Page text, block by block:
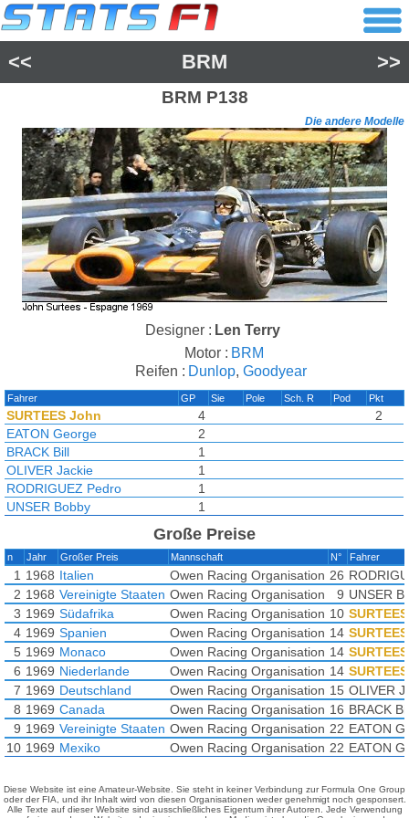
<< BRM >>
BRM P138
Die andere Modelle
Designer : Len Terry
Motor : BRM
Reifen : Dunlop, Goodyear
Fahrer GP Sie Pole Sch. R Pod Pkt
SURTEES John 4
2
EATON George
2
BRACK Bill
1
OLIVER Jackie
1
RODRIGUEZ Pedro
1
UNSER Bobby
1
Große Preise
n Jahr Großer Preis Mannschaft N° Fahrer
1 1968 Italien Owen Racing Organisation 26
2 1968 Vereinigte Staaten Owen Racing Organisation 9 UNSER
3 1969 Südafrika Owen Racing Organisation 10
4 1969 Spanien Owen Racing Organisation 14
5 1969 Monaco Owen Racing Organisation 14
6 1969 Niederlande Owen Racing Organisation 14
7 1969 Deutschland Owen Racing Organisation 15 OLIVER
8 1969 Canada Owen Racing Organisation 16 BRACK
9 1969 Vereinigte Staaten Owen Racing Organisation 22 EATON
10 1969 Mexiko Owen Racing Organisation 22 EATON
Diese Website ist eine Amateur-Website. Sie steht in keiner Verbindung zur Formula One Group
oder der FIA, und ihr Inhalt wird von diesen Organisationen weder genehmigt noch gesponsert.
Alle Texte auf dieser Website sind ausschließliches Eigentum ihrer Autoren. Jede Verwendung